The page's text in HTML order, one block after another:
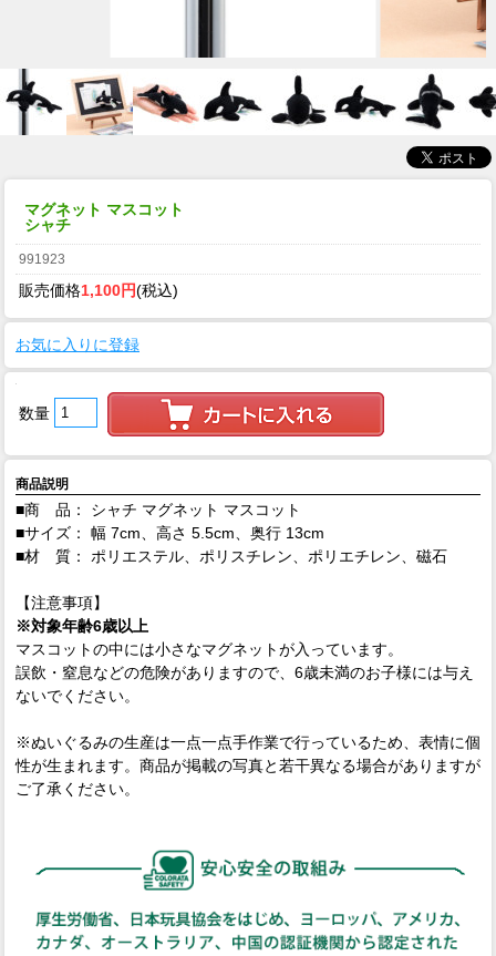
マグネット マスコット
シャチ
991923
販売価格1,100円(税込)
お気に入りに登録
数量
商品説明
■商 品： シャチ マグネット マスコット
■サイズ： 幅 7cm、高さ 5.5cm、奥行 13cm
■材 質： ポリエステル、ポリスチレン、ポリエチレン、磁石
【注意事項】
※対象年齢6歳以上
マスコットの中には小さなマグネットが入っています。
誤飲・窒息などの危険がありますので、6歳未満のお子様には与え
ないでください。
※ぬいぐるみの生産は一点一点手作業で行っているため、表情に個
性が生まれます。商品が掲載の写真と若干異なる場合がありますが
ご了承ください。